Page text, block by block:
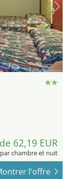
de 62,19 EUR
par chambre et nuit
l'offre